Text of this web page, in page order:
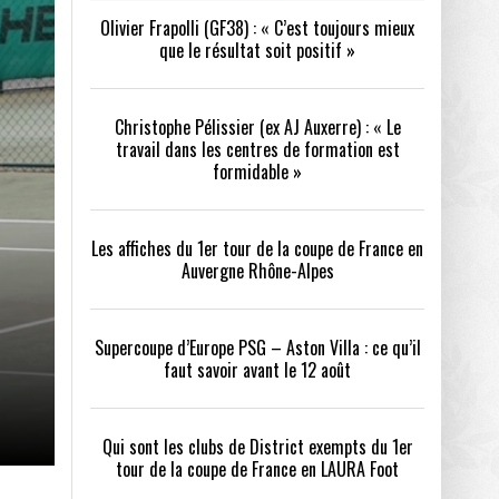
- 24/07/2026
- 21/07/2026
a tenu toutes ses promesses - 04/07/2026
PSG – ASTON VILLA :
AVANT LE 12 AOÛT
QUI SONT LES CLUBS DE DISTRICT EXEMPTS
DU 1ER TOUR DE LA COUPE DE FRANCE EN
LAURA FOOT
Olivier Frapolli (GF38) : « C’est toujours mieux
que le résultat soit positif »
Christophe Pélissier (ex AJ Auxerre) : « Le
travail dans les centres de formation est
formidable »
Les affiches du 1er tour de la coupe de France en
Auvergne Rhône-Alpes
Supercoupe d’Europe PSG – Aston Villa : ce qu’il
faut savoir avant le 12 août
Qui sont les clubs de District exempts du 1er
tour de la coupe de France en LAURA Foot